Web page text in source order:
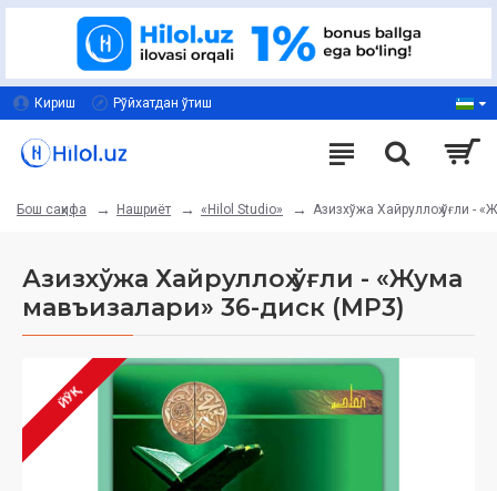
Кириш Рўйхатдан ўтиш
Бош саҳифа Нашриёт «Hilol Studio» Азизхўжа Хайруллоҳ ўғли -
Азизхўжа Хайруллоҳ ўғли - «Жума
мавъизалари» 36-диск (МР3)
ЙЎҚ